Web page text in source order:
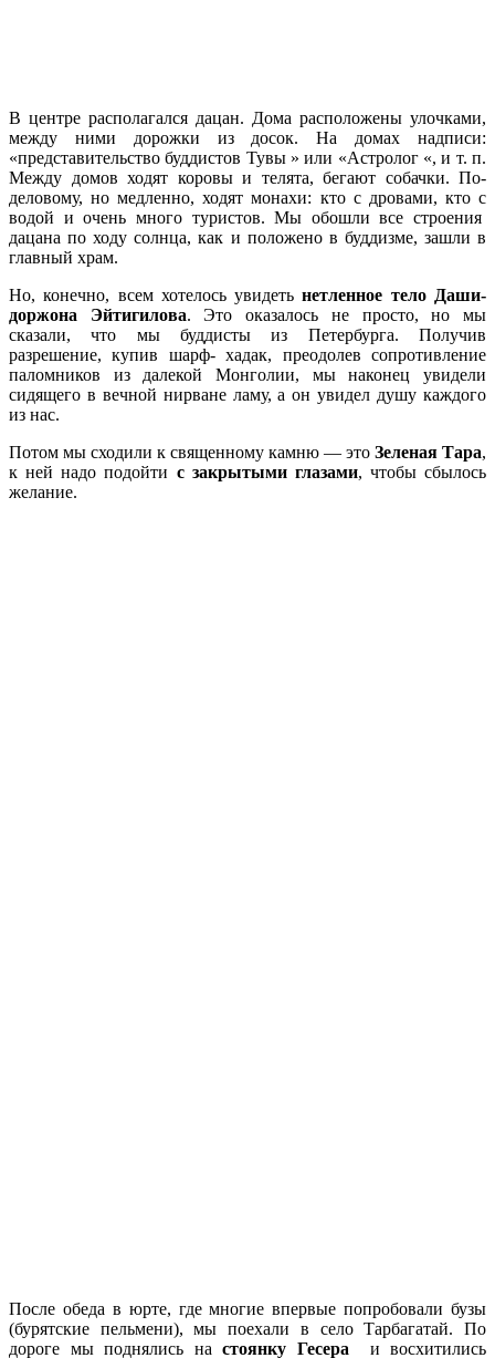
В центре располагался дацан. Дома расположены улочками,
между ними дорожки из досок. На домах надписи:
«представительство буддистов Тувы » или «Астролог «, и т. п.
Между домов ходят коровы и телята, бегают собачки. По-
деловому, но медленно, ходят монахи: кто с дровами, кто с
водой и очень много туристов. Мы обошли все строения
дацана по ходу солнца, как и положено в буддизме, зашли в
главный храм.
Но, конечно, всем хотелось увидетьнетленное тело Даши-
доржона Эйтигилова. Это оказалось не просто, но мы
сказали, что мы буддисты из Петербурга. Получив
разрешение, купив шарф- хадак, преодолев сопротивление
паломников из далекой Монголии, мы наконец увидели
сидящего в вечной нирване ламу, а он увидел душу каждого
из нас.
Потом мы сходили к священному камню — это Зеленая Тара,
к ней надо подойти с закрытыми глазами, чтобы сбылось
желание.
После обеда в юрте, где многие впервые попробовали бузы
(бурятские пельмени), мы поехали в село Тарбагатай. По
дороге мы поднялись на стоянку Гесера и восхитились